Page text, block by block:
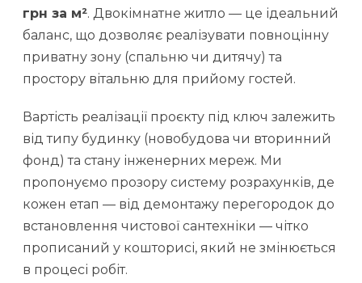
грн за м². Двокімнатне житло — це ідеальний
баланс, що дозволяє реалізувати повноцінну
приватну зону (спальню чи дитячу) та
простору вітальню для прийому гостей.
Вартість реалізації проєкту під ключ залежить
від типу будинку (новобудова чи вторинний
фонд) та стану інженерних мереж. Ми
пропонуємо прозору систему розрахунків, де
кожен етап — від демонтажу перегородок до
встановлення чистової сантехніки — чітко
прописаний у кошторисі, який не змінюється
в процесі робіт.